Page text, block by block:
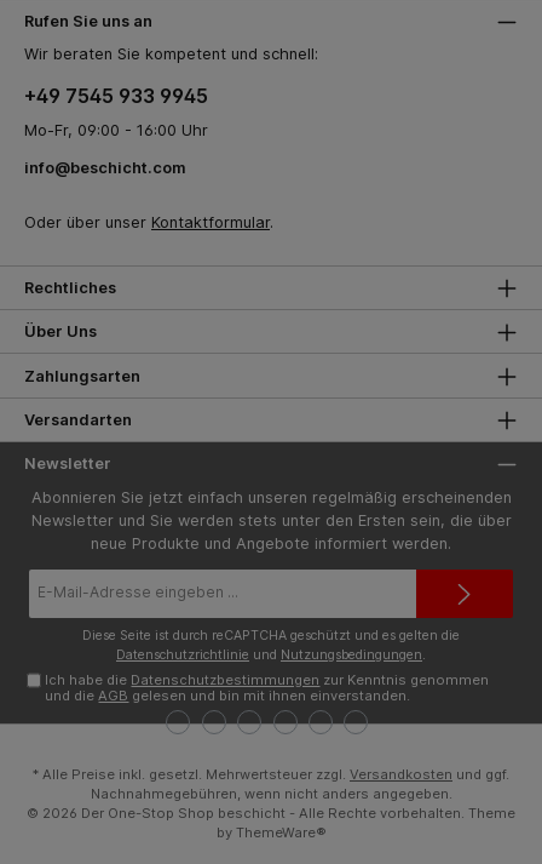
Rufen Sie uns an
Wir beraten Sie kompetent und schnell:
+49 7545 933 9945
Mo-Fr, 09:00 - 16:00 Uhr
info@beschicht.com
Oder über unser Kontaktformular.
Rechtliches
Über Uns
Zahlungsarten
Versandarten
Newsletter
Abonnieren Sie jetzt einfach unseren regelmäßig erscheinenden
Newsletter und Sie werden stets unter den Ersten sein, die über
neue Produkte und Angebote informiert werden.
Mail-
Diese Seite ist durch reCAPTCHA geschützt und es gelten die
Datenschutzrichtlinie und Nutzungsbedingungen.
Ich habe die Datenschutzbestimmungen zur Kenntnis genommen
und dieAGB gelesen und bin mit ihnen einverstanden.
* Alle Preise inkl. gesetzl. Mehrwertsteuer zzgl. Versandkosten und ggf.
Nachnahmegebühren, wenn nicht anders angegeben.
© 2026 Der One-Stop Shop beschicht - Alle Rechte vorbehalten. Theme
by ThemeWare®